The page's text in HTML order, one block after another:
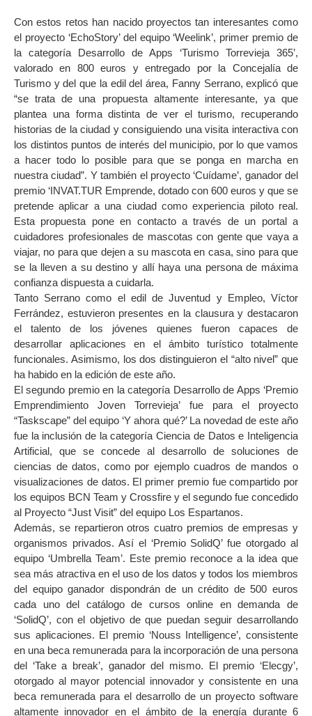
Con estos retos han nacido proyectos tan interesantes como
el proyecto ‘EchoStory’ del equipo ‘Weelink’, primer premio de
la categoría Desarrollo de Apps ‘Turismo Torrevieja 365’,
valorado en 800 euros y entregado por la Concejalía de
Turismo y del que la edil del área, Fanny Serrano, explicó que
“se trata de una propuesta altamente interesante, ya que
plantea una forma distinta de ver el turismo, recuperando
historias de la ciudad y consiguiendo una visita interactiva con
los distintos puntos de interés del municipio, por lo que vamos
a hacer todo lo posible para que se ponga en marcha en
nuestra ciudad”. Y también el proyecto ‘Cuídame’, ganador del
premio ‘INVAT.TUR Emprende, dotado con 600 euros y que se
pretende aplicar a una ciudad como experiencia piloto real.
Esta propuesta pone en contacto a través de un portal a
cuidadores profesionales de mascotas con gente que vaya a
viajar, no para que dejen a su mascota en casa, sino para que
se la lleven a su destino y allí haya una persona de máxima
confianza dispuesta a cuidarla.
Tanto Serrano como el edil de Juventud y Empleo, Víctor
Ferrández, estuvieron presentes en la clausura y destacaron
el talento de los jóvenes quienes fueron capaces de
desarrollar aplicaciones en el ámbito turístico totalmente
funcionales. Asimismo, los dos distinguieron el “alto nivel” que
ha habido en la edición de este año.
El segundo premio en la categoría Desarrollo de Apps ‘Premio
Emprendimiento Joven Torrevieja’ fue para el proyecto
“Taskscape” del equipo ‘Y ahora qué?’ La novedad de este año
fue la inclusión de la categoría Ciencia de Datos e Inteligencia
Artificial, que se concede al desarrollo de soluciones de
ciencias de datos, como por ejemplo cuadros de mandos o
visualizaciones de datos. El primer premio fue compartido por
los equipos BCN Team y Crossfire y el segundo fue concedido
al Proyecto “Just Visit” del equipo Los Espartanos.
Además, se repartieron otros cuatro premios de empresas y
organismos privados. Así el ‘Premio SolidQ’ fue otorgado al
equipo ‘Umbrella Team’. Este premio reconoce a la idea que
sea más atractiva en el uso de los datos y todos los miembros
del equipo ganador dispondrán de un crédito de 500 euros
cada uno del catálogo de cursos online en demanda de
‘SolidQ’, con el objetivo de que puedan seguir desarrollando
sus aplicaciones. El premio ‘Nouss Intelligence’, consistente
en una beca remunerada para la incorporación de una persona
del ‘Take a break’, ganador del mismo. El premio ‘Elecgy’,
otorgado al mayor potencial innovador y consistente en una
beca remunerada para el desarrollo de un proyecto software
altamente innovador en el ámbito de la energía durante 6